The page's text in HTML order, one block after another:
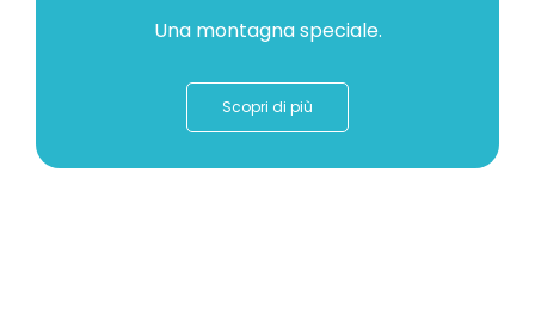
Una montagna speciale.
Scopri di più